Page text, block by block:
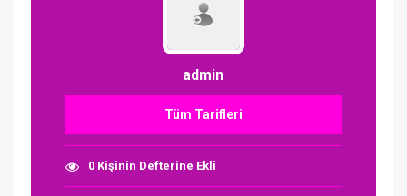
admin
Tüm Tarifleri
0 Kişinin Defterine Ekli